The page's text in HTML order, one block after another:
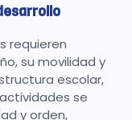
requieren
su movilidad y
escolar,
se
y orden,